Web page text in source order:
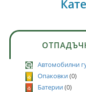
Автомобилни
Опаковки(0)
Батерии(0)